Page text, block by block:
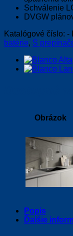
Schválenie
DVGW
Katalógové číslo: -
batérie, S
Obrázok
Popis
Ďalšie